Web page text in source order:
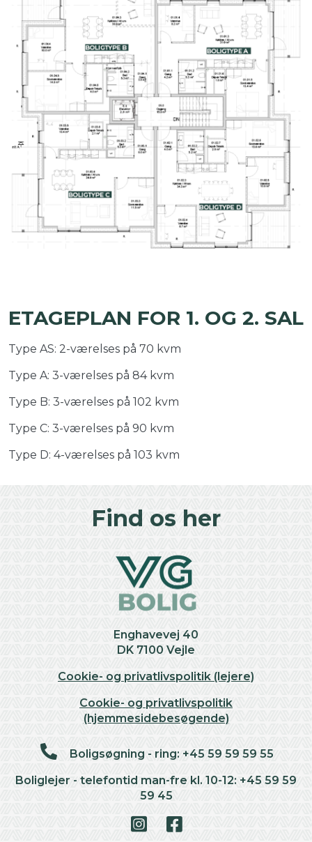
ETAGEPLAN FOR 1. OG 2. SAL
Type AS: 2-værelses på 70 kvm
Type A: 3-værelses på 84 kvm
Type B: 3-værelses på 102 kvm
Type C: 3-værelses på 90 kvm
Type D: 4-værelses på 103 kvm
Find os her
Enghavevej 40
DK 7100 Vejle
Cookie- og privatlivspolitik (lejere)
Cookie- og privatlivspolitik
(hjemmesidebesøgende)
Boligsøgning - ring: +45 59 59 59 55
Boliglejer - telefontid man-fre kl. 10-12: +45 59 59
59 45